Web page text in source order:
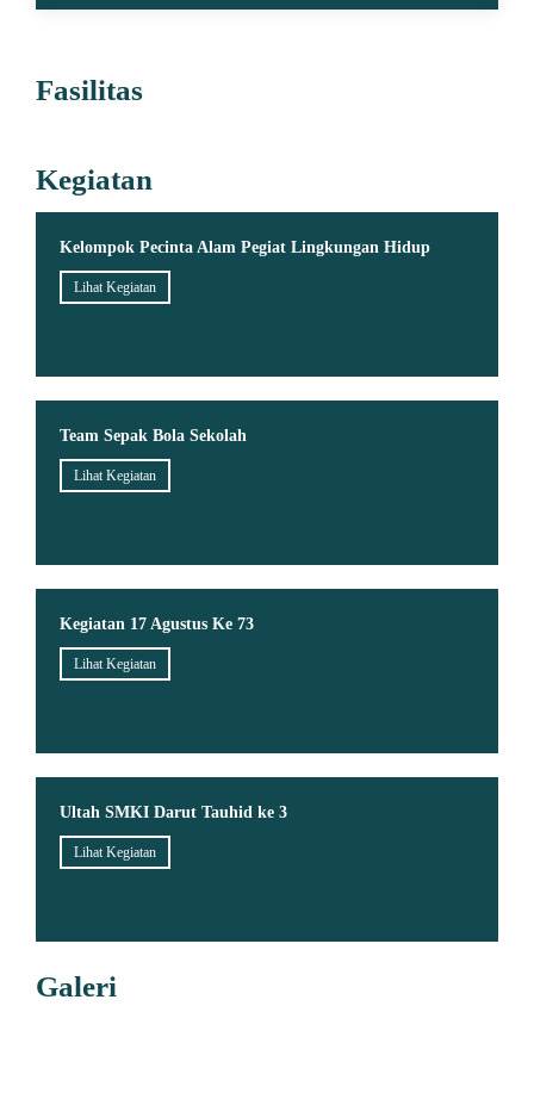
Fasilitas
Kegiatan
Kelompok Pecinta Alam Pegiat Lingkungan Hidup
Lihat Kegiatan
Team Sepak Bola Sekolah
Lihat Kegiatan
Kegiatan 17 Agustus Ke 73
Lihat Kegiatan
Ultah SMKI Darut Tauhid ke 3
Lihat Kegiatan
Galeri